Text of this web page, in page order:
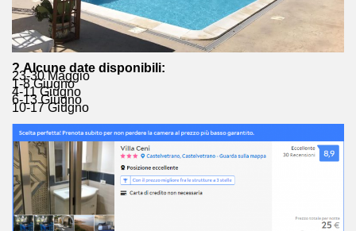
? Alcune date disponibili:
23-30 Maggio
1-8 Giugno
4-11 Giugno
6-13 Giugno
10-17 Giugno